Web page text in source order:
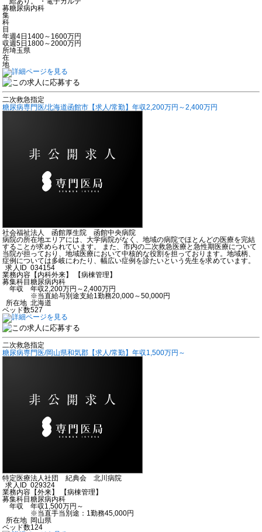
募
集
科
目
糖尿病内科
年
収
週4日1400～1600万円
週5日1800～2000万円
所
在
地
埼玉県
二次救急指定
糖尿病専門医/北海道函館市【求人/常勤】年収2,200万円～2,400万円
社会福祉法人 函館厚生院 函館中央病院
病院の所在地エリアには、大学病院がなく、地域の病院でほとんどの医療を完結
することが求められています。 また、市内の二次救急医療と急性期医療について
当院が担っており、地域医療において中核的な役割を担っております。地域柄、
症例については多岐にわたり、幅広い症例を診たいという先生を求めています。
求人ID 034154
業務内容 【内科外来】 【病棟管理】
募集科目糖尿病内科
年収
年収2,200万円～2,400万円
※当直給与別途支給1勤務20,000～50,000円
所在地 北海道
ベッド数527
二次救急指定
糖尿病専門医/岡山県和気郡【求人/常勤】年収1,500万円～
特定医療法人社団 紀典会 北川病院
求人ID 029324
業務内容 【外来】 【病棟管理】
募集科目糖尿病内科
年収
年収1,500万円～
※当直手当別途：1勤務45,000円
所在地 岡山県
ベッド数124